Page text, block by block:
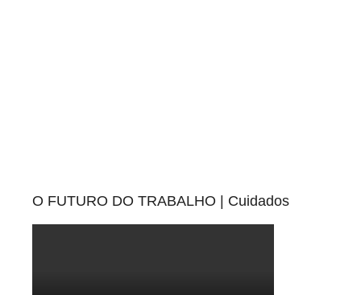
O FUTURO DO TRABALHO | Cuidados